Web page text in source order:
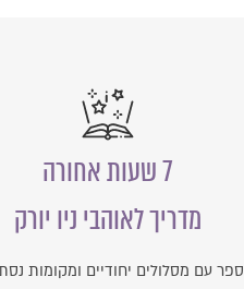
7 שעות אחורה
מדריך לאוהבי ניו יורק
ספר עם מסלולים יחודיים ומקומות